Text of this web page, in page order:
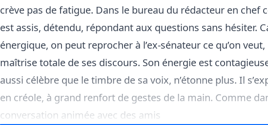
crève pas de fatigue. Dans le bureau du rédacteur en chef
est assis, détendu, répondant aux questions sans hésiter.
énergique, on peut reprocher à l’ex-sénateur ce qu’on
maîtrise totale de ses discours. Son énergie est
aussi célèbre que le timbre de sa voix, n’étonne plus. Il
en créole, à grand renfort de gestes de la main. Comme
conversation animée avec des amis